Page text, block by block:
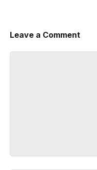
Leave a Comment